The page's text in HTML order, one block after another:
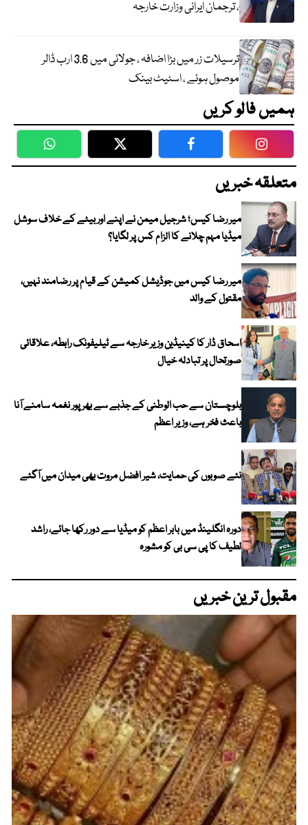
، ترجمان ایرانی وزارت خارجہ
ترسیلات زر میں بڑا اضافہ ، جولائی میں 3.6 ارب ڈالر
موصول ہوئے ، اسٹیٹ بینک
ہمیں فالو کریں
WhatsApp Twitter Facebook
متعلقہ خبریں
میر رضا کیس؛ شرجیل میمن نے اپنے اور بیٹے کے خلاف سوشل
میڈیا مہم چلانے کا الزام کس پر لگایا؟
میر رضا کیس میں جوڈیشل کمیشن کے قیام پر رضامند نہیں،
مقتول کے والد
اسحاق ڈار کا کینیڈین وزیر خارجہ سے ٹیلیفونک رابطہ، علاقائی
صورتحال پر تبادلہ خیال
بلوچستان سے حب الوطنی کے جذبے سے بھرپور نغمہ سامنے آنا
باعث فخر ہے، وزیر اعظم
نئے صوبوں کی حمایت، شیر افضل مروت بھی میدان میں آگئے
دورہ انگلینڈ میں بابر اعظم کو میڈیا سے دور رکھا جائے، راشد
لطیف کا پی سی بی کو مشورہ
مقبول ترین خبریں